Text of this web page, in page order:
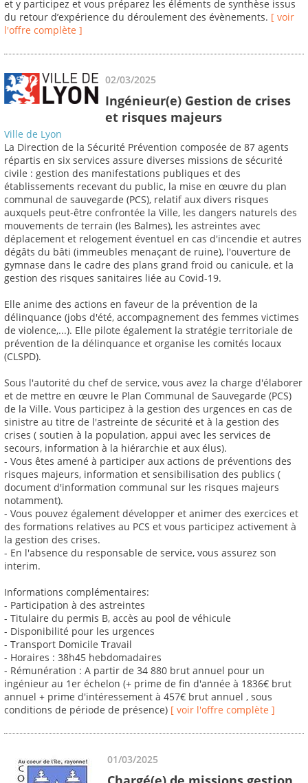
et y participez et vous préparez les éléments de synthèse issus
du retour d’expérience du déroulement des évènements. [ voir
l'offre complète ]
02/03/2025
Ingénieur(e) Gestion de crises
et risques majeurs
Ville de Lyon
La Direction de la Sécurité Prévention composée de 87 agents
répartis en six services assure diverses missions de sécurité
civile : gestion des manifestations publiques et des
établissements recevant du public, la mise en œuvre du plan
communal de sauvegarde (PCS), relatif aux divers risques
auxquels peut-être confrontée la Ville, les dangers naturels des
mouvements de terrain (les Balmes), les astreintes avec
déplacement et relogement éventuel en cas d'incendie et autres
dégâts du bâti (immeubles menaçant de ruine), l'ouverture de
gymnase dans le cadre des plans grand froid ou canicule, et la
gestion des risques sanitaires liée au Covid-19.
Elle anime des actions en faveur de la prévention de la
délinquance (jobs d'été, accompagnement des femmes victimes
de violence,...). Elle pilote également la stratégie territoriale de
prévention de la délinquance et organise les comités locaux
(CLSPD).
Sous l'autorité du chef de service, vous avez la charge d'élaborer
et de mettre en œuvre le Plan Communal de Sauvegarde (PCS)
de la Ville. Vous participez à la gestion des urgences en cas de
sinistre au titre de l'astreinte de sécurité et à la gestion des
crises ( soutien à la population, appui avec les services de
secours, information à la hiérarchie et aux élus).
- Vous êtes amené à participer aux actions de préventions des
risques majeurs, information et sensibilisation des publics (
document d'information communal sur les risques majeurs
notamment).
- Vous pouvez également développer et animer des exercices et
des formations relatives au PCS et vous participez activement à
la gestion des crises.
- En l'absence du responsable de service, vous assurez son
interim.
Informations complémentaires:
- Participation à des astreintes
- Titulaire du permis B, accès au pool de véhicule
- Disponibilité pour les urgences
- Transport Domicile Travail
- Horaires : 38h45 hebdomadaires
- Rémunération : A partir de 34 880 brut annuel pour un
ingénieur au 1er échelon (+ prime de fin d'année à 1836€ brut
annuel + prime d'intéressement à 457€ brut annuel , sous
conditions de période de présence) [ voir l'offre complète ]
01/03/2025